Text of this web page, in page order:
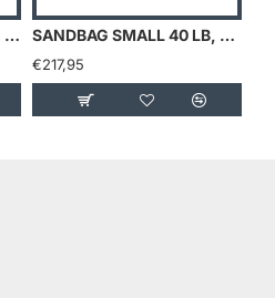
SANDBAG LARGE 160 LB, GEVULD MET 5 SANDBELLS SANDBAG SMALL 40 LB, GEVULD MET 4 X 4,5 KG SANDBELLS
€217,95